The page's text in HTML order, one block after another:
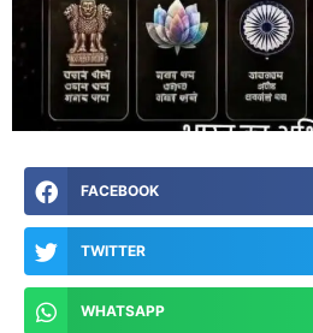
FACEBOOK
TWITTER
WHATSAPP